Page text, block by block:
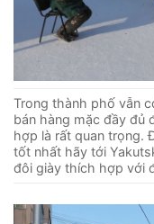
Trong thành phố vẫn
bán hàng mặc đầy đủ
hợp là rất quan trọng.
tốt nhất hãy tới
đôi giày thích hợp với